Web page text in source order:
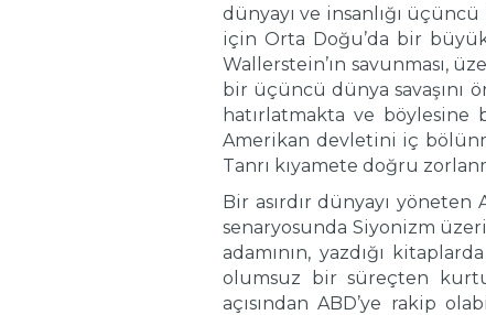
dünyayı ve insanlığı
için Orta Doğu’da bir
Wallerstein’ın savunması,
bir üçüncü dünya savaşını
hatırlatmakta ve böylesine
Amerikan devletini iç
Tanrı kıyamete doğru
Bir asırdır dünyayı
senaryosunda Siyonizm
adamının, yazdığı
olumsuz bir süreçten
açısından ABD’ye rakip